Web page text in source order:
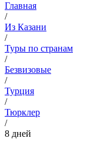
Главная
/
Из Казани
/
Туры по странам
/
Безвизовые
/
Турция
/
Тюрклер
/
8 дней